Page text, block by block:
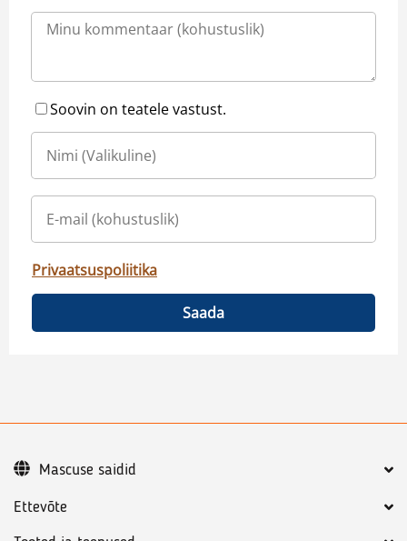
Soovin on teatele vastust.
Privaatsuspoliitika
Saada
Ettevõte
Mascuse saidid